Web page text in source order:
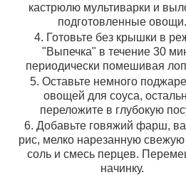
кастрюлю мультиварки и
подготовленные овощи.
4. Готовьте без крышки в
"Выпечка" в течение 30
периодически помешивая
5. Оставьте немного
овощей для соуса,
переложите в глубокую
6. Добавьте говяжий фарш,
рис, мелко нарезанную свежую
соль и смесь перцев.
начинку.